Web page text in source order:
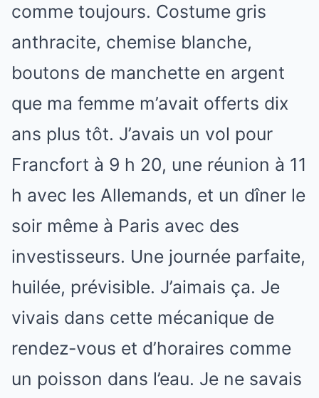
comme toujours. Costume gris
anthracite, chemise blanche,
boutons de manchette en argent
que ma femme m’avait offerts dix
ans plus tôt. J’avais un vol pour
Francfort à 9 h 20, une réunion à 11
h avec les Allemands, et un dîner le
soir même à Paris avec des
investisseurs. Une journée parfaite,
huilée, prévisible. J’aimais ça. Je
vivais dans cette mécanique de
rendez-vous et d’horaires comme
un poisson dans l’eau. Je ne savais